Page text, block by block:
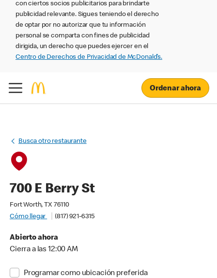
con ciertos socios publicitarios para brindarte
publicidad relevante. Sigues teniendo el derecho
de optar por no autorizar que tu información
personal se comparta con fines de publicidad
dirigida, un derecho que puedes ejercer en el
Centro de Derechos de Privacidad de McDonald’s.
Ordenar ahora
Busca otro restaurante
700 E Berry St
Fort Worth, TX 76110
Cómo llegar
(817) 921-6315
Abierto ahora
Cierra a las 12:00 AM
Programar como ubicación preferida